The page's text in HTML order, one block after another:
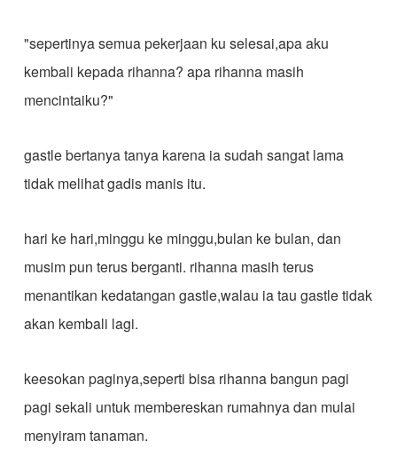
"sepertinya semua pekerjaan ku selesai,apa aku
kembali kepada rihanna? apa rihanna masih
mencintaiku?"
gastle bertanya tanya karena ia sudah sangat lama
tidak melihat gadis manis itu.
hari ke hari,minggu ke minggu,bulan ke bulan, dan
musim pun terus berganti. rihanna masih terus
menantikan kedatangan gastle,walau ia tau gastle tidak
akan kembali lagi.
keesokan paginya,seperti bisa rihanna bangun pagi
pagi sekali untuk membereskan rumahnya dan mulai
menyiram tanaman.